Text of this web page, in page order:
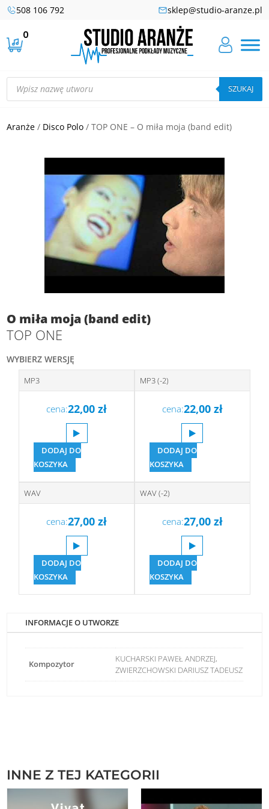
508 106 792 sklep@studio-aranze.pl
0
Wyszukiwarka
produktów SZUKAJ
Aranże / Disco Polo / TOP ONE – O miła moja (band edit)
O miła moja (band edit)
TOP ONE
WYBIERZ WERSJĘ
MP3
cena:22,00zł
DODAJ DO
KOSZYKA
MP3 (-2)
cena:22,00 zł
DODAJ DO
KOSZYKA
WAV
cena:27,00zł
DODAJ DO
KOSZYKA
WAV (-2)
cena:27,00 zł
DODAJ DO
KOSZYKA
INFORMACJE O UTWORZE
Kompozytor
KUCHARSKI PAWEŁ ANDRZEJ,
ZWIERZCHOWSKI DARIUSZ TADEUSZ
INNE Z TEJ KATEGORII